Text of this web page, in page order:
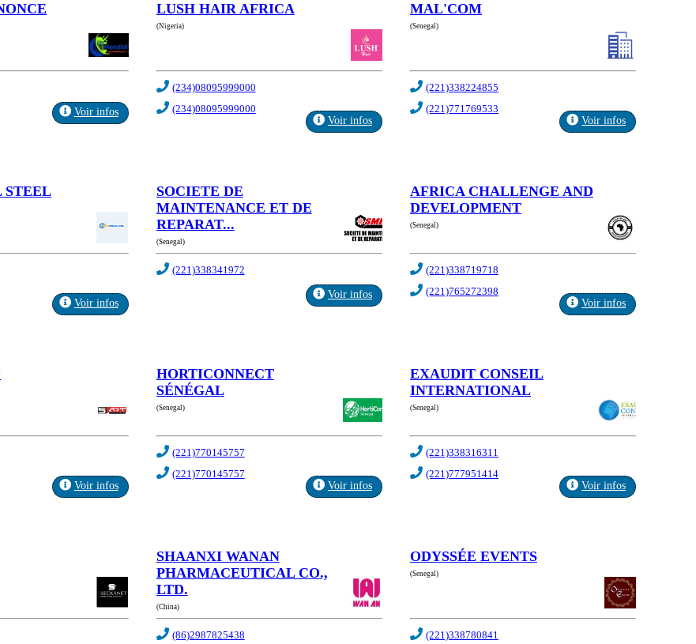
Voir infos
LUSH HAIR AFRICA
(Nigeria)
(234)08095999000
(234)08095999000
Voir infos
MAL'COM
(Senegal)
(221)338224855
(221)771769533
Voir infos
STEEL
Voir infos
SOCIETE DE
MAINTENANCE ET DE
REPARAT...
(Senegal)
(221)338341972
Voir infos
AFRICA CHALLENGE AND
DEVELOPMENT
(Senegal)
(221)338719718
(221)765272398
Voir infos
Voir infos
HORTICONNECT
SÉNÉGAL
(Senegal)
(221)770145757
(221)770145757
Voir infos
EXAUDIT CONSEIL
INTERNATIONAL
(Senegal)
(221)338316311
(221)777951414
Voir infos
SHAANXI WANAN
PHARMACEUTICAL CO.,
LTD.
(China)
(86)2987825438
ODYSSÉE EVENTS
(Senegal)
(221)338780841